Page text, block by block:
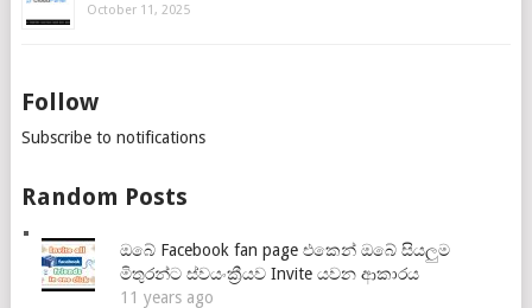
October 11, 2025
Follow
Subscribe to notifications
Random Posts
ඔබේ Facebook fan page එකෙන් ඔබේ සියලුම
මිතුරන්ට ස්වයංක්‍රීයව Invite යවන ආකාරය
11 years ago